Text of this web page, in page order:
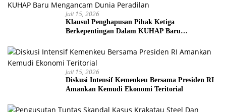
Juli 15, 2026
Klausul Penghapusan Pihak Ketiga
Berkepentingan Dalam KUHAP Baru
Juli 15, 2026
Diskusi Intensif Kemenkeu Bersama Presiden RI
Amankan Kemudi Ekonomi Teritorial